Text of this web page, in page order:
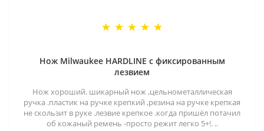
Нож Milwaukee HARDLINE с фиксированным
лезвием
Нож хороший. шикарный нож ,цельнометаллическая
ручка .пластик на ручке крепкий ,резина на ручке крепкая
не скользит в руке .лезвие крепкое .когда пришёл потачил
об кожаный ремень -просто режит легко 5+!. ..